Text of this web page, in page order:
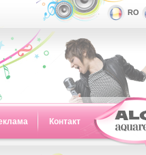
RO
Контакт